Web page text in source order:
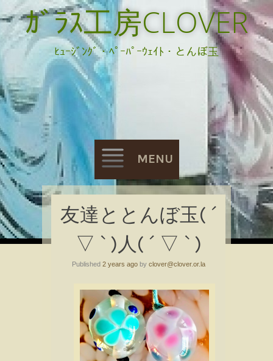
ｶﾞﾗｽ工房CLOVER
ﾋｭｰｼﾞﾝｸﾞ・ﾍﾟｰﾊﾟｰｳｪｲﾄ・とんぼ玉
MENU
Skip
to
content
友達ととんぼ玉( ´
▽ ` )人( ´ ▽ ` )
Published 2 years agoby clover@clover.or.la